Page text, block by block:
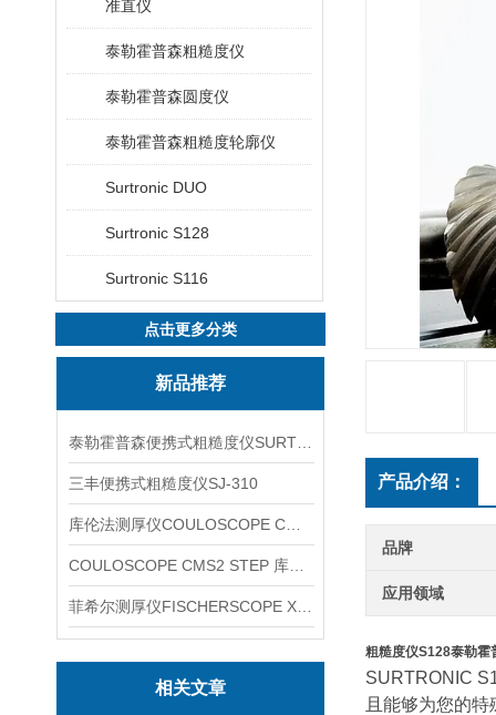
准直仪
泰勒霍普森粗糙度仪
泰勒霍普森圆度仪
泰勒霍普森粗糙度轮廓仪
Surtronic DUO
Surtronic S128
Surtronic S116
点击更多分类
新品推荐
三丰便携式粗糙度仪SJ-310
相关文章
产品介绍：
品牌
应用领域
粗糙度仪S128泰勒霍
SURTRONIC
且能够为您的